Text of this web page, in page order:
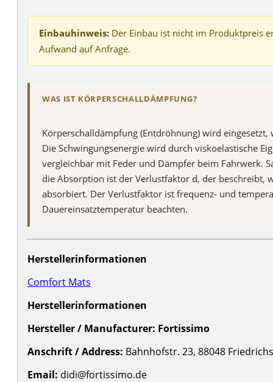
Einbauhinweis: Der Einbau ist nicht im Produktpreis
Aufwand auf Anfrage.
WAS IST KÖRPERSCHALLDÄMPFUNG?
Körperschalldämpfung (Entdröhnung) wird
Die Schwingungsenergie wird durch viskoelastische
vergleichbar mit Feder und Dämpfer beim Fahrwerk.
die Absorption ist der Verlustfaktor d, der beschreibt,
absorbiert. Der Verlustfaktor ist frequenz- und
Dauereinsatztemperatur beachten.
Herstellerinformationen
Comfort Mats
Herstellerinformationen
Hersteller / Manufacturer: Fortissimo
Anschrift / Address: Bahnhofstr. 23, 88048
Email: didi@fortissimo.de